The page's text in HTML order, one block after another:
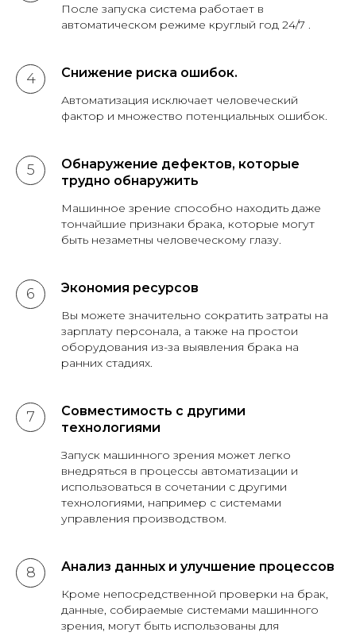
После запуска система работает в
автоматическом режиме круглый год 24/7 .
Снижение риска ошибок.
Автоматизация исключает человеческий
фактор и множество потенциальных ошибок.
Обнаружение дефектов, которые
трудно обнаружить
Машинное зрение способно находить даже
тончайшие признаки брака, которые могут
быть незаметны человеческому глазу.
Экономия ресурсов
Вы можете значительно сократить затраты на
зарплату персонала, а также на простои
оборудования из-за выявления брака на
ранних стадиях.
Совместимость с другими
технологиями
Запуск машинного зрения может легко
внедряться в процессы автоматизации и
использоваться в сочетании с другими
технологиями, например с системами
управления производством.
Анализ данных и улучшение процессов
Кроме непосредственной проверки на брак,
данные, собираемые системами машинного
зрения, могут быть использованы для